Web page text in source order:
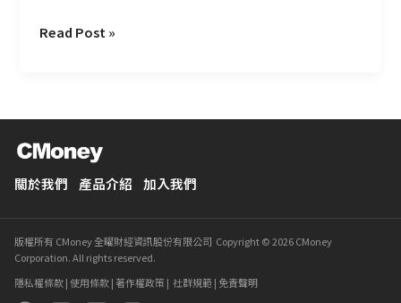
Read Post »
關於我們 產品介紹 加入我們
版權所有 CMoney 全曜財經資訊股份有限公司 Copyright © 2026 CMoney
Corporation. All rights reserved.
隱私權條款|使用條款| 著作權政策| 社群規範 | 免責聲明